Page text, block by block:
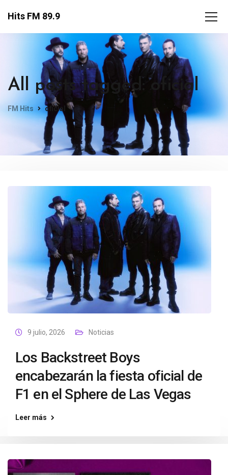
Hits FM 89.9
All posts tagged: oficial
FM Hits oficial
9 julio, 2026 Noticias
Los Backstreet Boys
encabezarán la fiesta oficial de
F1 en el Sphere de Las Vegas
Leer más